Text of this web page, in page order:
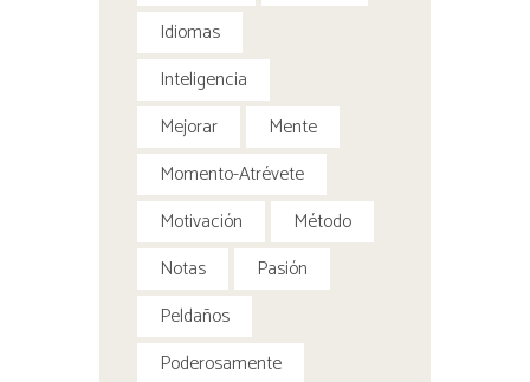
Idiomas
Inteligencia
Mejorar
Mente
Momento-Atrévete
Motivación
Método
Notas
Pasión
Peldaños
Poderosamente